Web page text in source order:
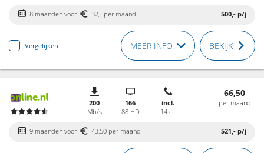
8 maanden voor 32,- per maand 500,- p/j
Vergelijken MEER INFO BEKIJK
200
Mb/s
166
88 HD
incl.
14 ct.
66,50
per maand
9 maanden voor 43,50 per maand 521,- p/j